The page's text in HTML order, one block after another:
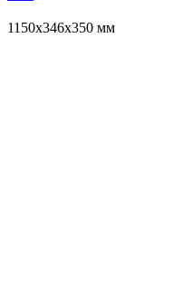
1150x346x350 мм